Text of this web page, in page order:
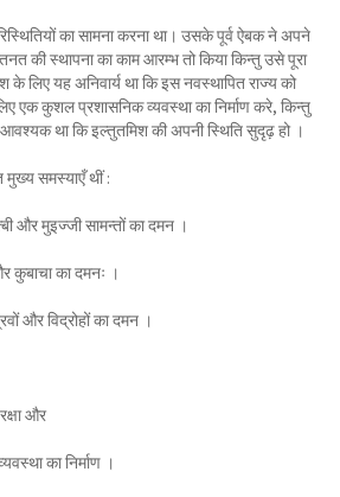
का सामना करना था। उसके पूर्व ऐबक ने अपने
की स्थापना का काम आरम्भ तो किया किन्तु उसे पूरा
लिए यह अनिवार्य था कि इस नवस्थापित राज्य को
एक कुशल प्रशासनिक व्यवस्था का निर्माण करे, किन्तु
था कि इल्तुतमिश की अपनी स्थिति सुदृढ़ हो ।
मुख्य समस्याएँ थीं :
और मुइज्जी सामन्तों का दमन ।
कुबाचा का दमनः ।
और विद्रोहों का दमन ।
और
का निर्माण ।